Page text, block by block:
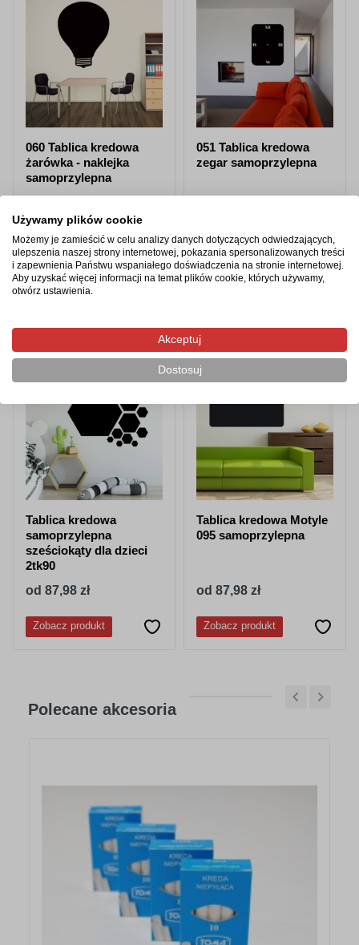
060 Tablica kredowa
żarówka - naklejka
samoprzylepna
Zobacz produkt
051 Tablica kredowa
zegar samoprzylepna
Zobacz produkt
Tablica kredowa
samoprzylepna
sześciokąty dla dzieci
2tk90
od 87,98 zł
Zobacz produkt
Tablica kredowa Motyle
095 samoprzylepna
od 87,98 zł
Zobacz produkt
Polecane akcesoria
Używamy plików cookie
Możemy je zamieścić w celu analizy danych dotyczących odwiedzających,
ulepszenia naszej strony internetowej, pokazania spersonalizowanych treści
i zapewnienia Państwu wspaniałego doświadczenia na stronie internetowej.
Aby uzyskać więcej informacji na temat plików cookie, których używamy,
otwórz ustawienia.
Akceptuj
Dostosuj